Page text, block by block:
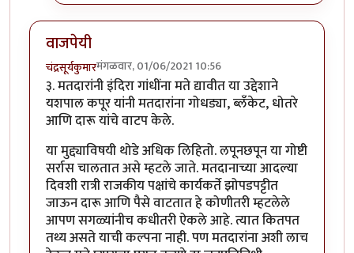
वाजपेयी
चंद्रसूर्यकुमारमंगळवार, 01/06/2021 10:56
३. मतदारांनी इंदिरा गांधींना मते द्यावीत या उद्देशाने
यशपाल कपूर यांनी मतदारांना गोधड्या, ब्लँकेट, धोतरे
आणि दारू यांचे वाटप केले.
या मुद्द्याविषयी थोडे अधिक लिहितो. लपूनछपून या गोष्टी
सर्रास चालतात असे म्हटले जाते. मतदानाच्या आदल्या
दिवशी रात्री राजकीय पक्षांचे कार्यकर्ते झोपडपट्टीत
जाऊन दारू आणि पैसे वाटतात हे कोणीतरी म्हटलेले
आपण सगळ्यांनीच कधीतरी ऐकले आहे. त्यात कितपत
तथ्य असते याची कल्पना नाही. पण मतदारांना अशी लाच